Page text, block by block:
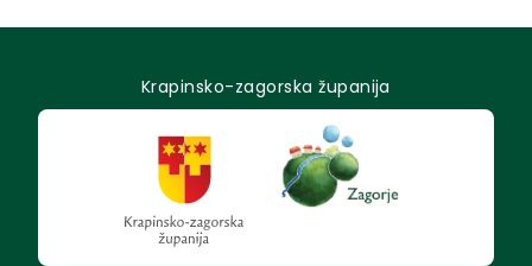
Krapinsko-zagorska županija